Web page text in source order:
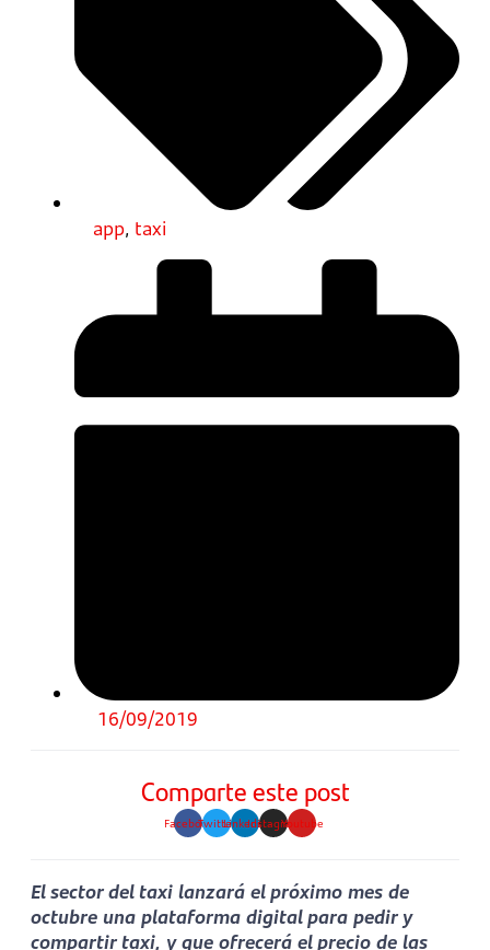
app, taxi
16/09/2019
Comparte este post
FacebookTwitterLinkedinInstagramYoutube
El sector del taxi lanzará el próximo mes de
octubre una plataforma digital para pedir y
compartir taxi, y que ofrecerá el precio de las